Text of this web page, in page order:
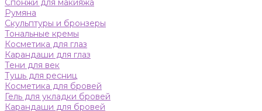
Спонжи для макияжа
Румяна
Скульптуры и бронзеры
Тональные кремы
Косметика для глаз
Карандаши для глаз
Тени для век
Тушь для ресниц
Косметика для бровей
Гель для укладки бровей
Карандаши для бровей